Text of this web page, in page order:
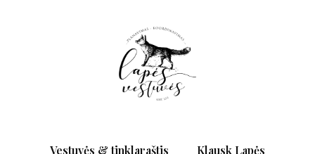
Vestuvės & tinklaraštis Klausk Lapės